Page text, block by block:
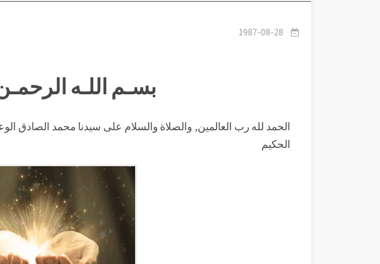
1987-08-28
بسـم اللـه
الحمد لله رب العالمين, والصلاة والسلام على سيدنا محمد الصادق الوعد
الحكيم